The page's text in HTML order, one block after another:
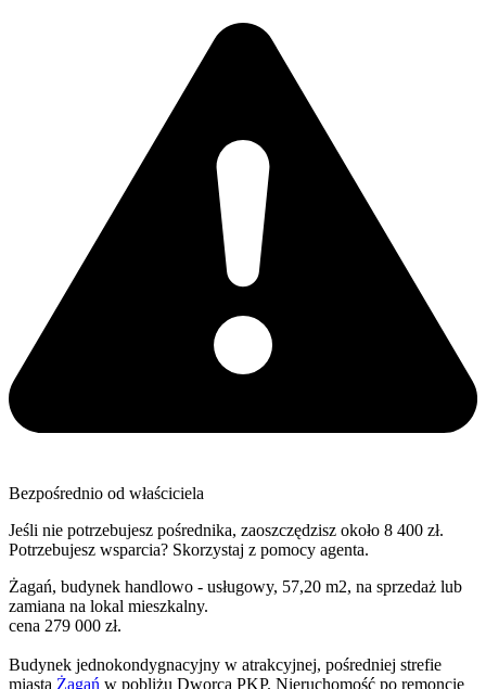
Bezpośrednio od właściciela
Jeśli nie potrzebujesz pośrednika, zaoszczędzisz około 8 400 zł.
Potrzebujesz wsparcia? Skorzystaj z pomocy agenta.
Żagań, budynek handlowo - usługowy, 57,20 m2, na sprzedaż lub
zamiana na lokal mieszkalny.
cena 279 000 zł.
Budynek jednokondygnacyjny w atrakcyjnej, pośredniej strefie
miasta Żagań w pobliżu Dworca PKP. Nieruchomość po remoncie